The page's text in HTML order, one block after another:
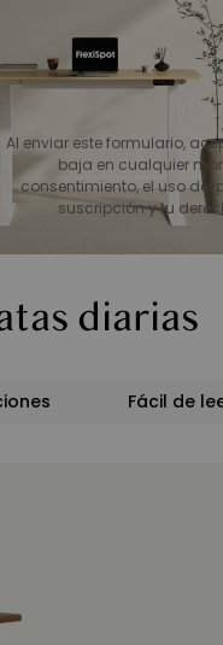
diarias
Fácil de
Al enviar este formulario,
baja en cualquier
consentimiento, el uso del
suscripción y tu